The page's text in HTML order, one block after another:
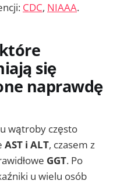
CDC, NIAAA.
się
naprawdę
wątroby często
AST i ALT, czasem z
GGT. Po
u wielu osób